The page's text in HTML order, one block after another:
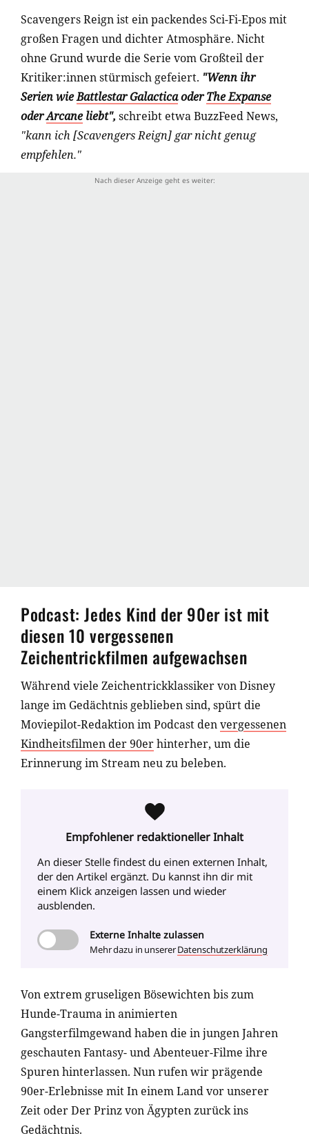
Scavengers Reign ist ein packendes Sci-Fi-Epos mit
großen Fragen und dichter Atmosphäre. Nicht
ohne Grund wurde die Serie vom Großteil der
Kritiker:innen stürmisch gefeiert. "Wenn ihr
Serien wieBattlestar GalacticaoderThe Expanse
oderArcaneliebt", schreibt etwa BuzzFeed News,
"kann ich [Scavengers Reign] gar nicht genug
empfehlen."
Podcast: Jedes Kind der 90er ist mit
diesen 10 vergessenen
Zeichentrickfilmen aufgewachsen
Während viele Zeichentrickklassiker von Disney
lange im Gedächtnis geblieben sind, spürt die
Moviepilot-Redaktion im Podcast denvergessenen
Kindheitsfilmen der 90erhinterher, um die
Erinnerung im Stream neu zu beleben.
Empfohlener redaktioneller Inhalt
An dieser Stelle findest du einen externen Inhalt,
der den Artikel ergänzt. Du kannst ihn dir mit
einem Klick anzeigen lassen und wieder
ausblenden.
Externe Inhalte zulassen
Mehr dazu in unsererDatenschutzerklärung
Von extrem gruseligen Bösewichten bis zum
Hunde-Trauma in animierten
Gangsterfilmgewand haben die in jungen Jahren
geschauten Fantasy- und Abenteuer-Filme ihre
Spuren hinterlassen. Nun rufen wir prägende
90er-Erlebnisse mit In einem Land vor unserer
Zeit oder Der Prinz von Ägypten zurück ins
Gedächtnis.